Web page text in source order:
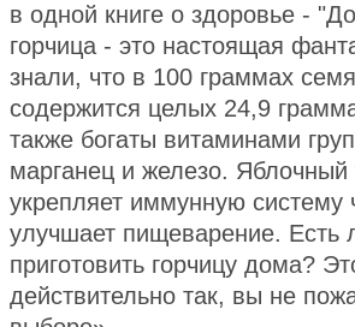
в одной книге о здоровье -
горчица - это настоящая
знали, что в 100 граммах
содержится целых 24,9
также богаты витаминами
марганец и железо. Яблочный
укрепляет иммунную систему
улучшает пищеварение. Есть
приготовить горчицу дома?
действительно так, вы не